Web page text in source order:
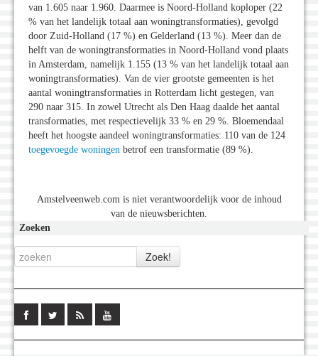
van 1.605 naar 1.960. Daarmee is Noord-Holland koploper (22
% van het landelijk totaal aan woningtransformaties), gevolgd
door Zuid-Holland (17 %) en Gelderland (13 %). Meer dan de
helft van de woningtransformaties in Noord-Holland vond plaats
in Amsterdam, namelijk 1.155 (13 % van het landelijk totaal aan
woningtransformaties). Van de vier grootste gemeenten is het
aantal woningtransformaties in Rotterdam licht gestegen, van
290 naar 315. In zowel Utrecht als Den Haag daalde het aantal
transformaties, met respectievelijk 33 % en 29 %. Bloemendaal
heeft het hoogste aandeel woningtransformaties: 110 van de 124
toegevoegde woningen betrof een transformatie (89 %).
Amstelveenweb.com is niet verantwoordelijk voor de inhoud
van de nieuwsberichten.
Zoeken